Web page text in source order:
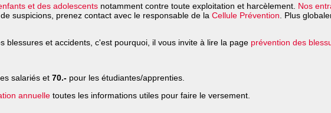
et des adolescents notamment contre toute exploitation et harcèlement. Nos
suspicions, prenez contact avec le responsable de la Cellule Prévention . Plus
blessures et accidents, c'est pourquoi, il vous invite à lire la page prévention des
salariés et 70.- pour les étudiantes/apprenties.
annuelle toutes les informations utiles pour faire le versement.